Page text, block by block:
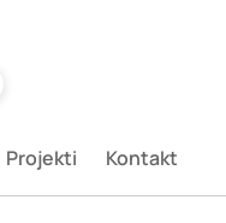
Projekti Kontakt